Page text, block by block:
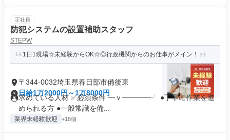
正社員
防犯システムの設置補助スタッフ
STEPW
1日1現場☆未経験からOK☆◎行政機関からのお仕事がメイン！
〒344-0032埼玉県春日部市備後東
日給1万2000円～1万8000円
求めている人材 ✅必須条件 ━ｖ━━━━╯ ●丁寧に作業を進
められる方 ●一般常識を備...
業界未経験歓迎 +18個